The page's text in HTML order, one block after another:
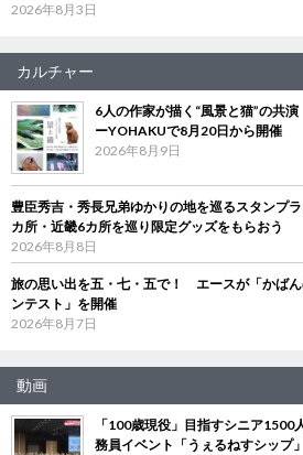
2026年8月3日
カルチャー
6人の作家が描く“風景と猫”の共
ーYOHAKUで8月20日から開催
2026年8月9日
豊臣秀吉・秀長兄弟ゆかりの地を巡るスタンプ
カ所・近畿6カ所を巡り限定グッズをもらおう
2026年8月8日
旅の思い出を五・七・五で！ エースが「かば
ンテスト」を開催
2026年8月7日
動画
「100歳現役」目指すシニア
務員イベント「うぇるねすシップ」